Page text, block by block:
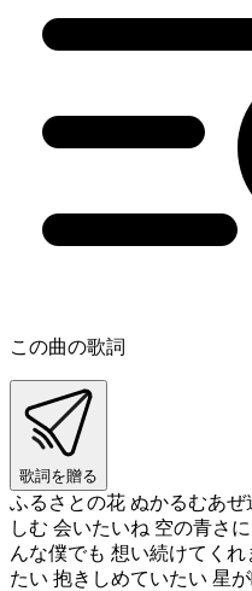
この曲の歌詞
歌詞を贈る
ふるさとの花 ぬかるむあ
しむ 会いたいね 空の青さ
んな僕でも 想い続けてく
たい 抱きしめていたい 星